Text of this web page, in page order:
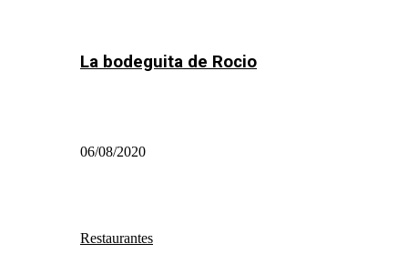
La bodeguita de Rocio
06/08/2020
Restaurantes